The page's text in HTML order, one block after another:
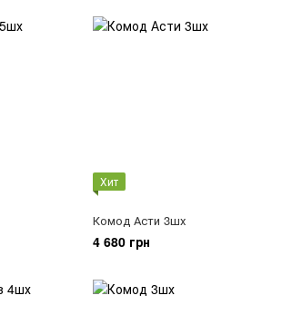
Хит
Комод Асти 3шх
4 680 грн